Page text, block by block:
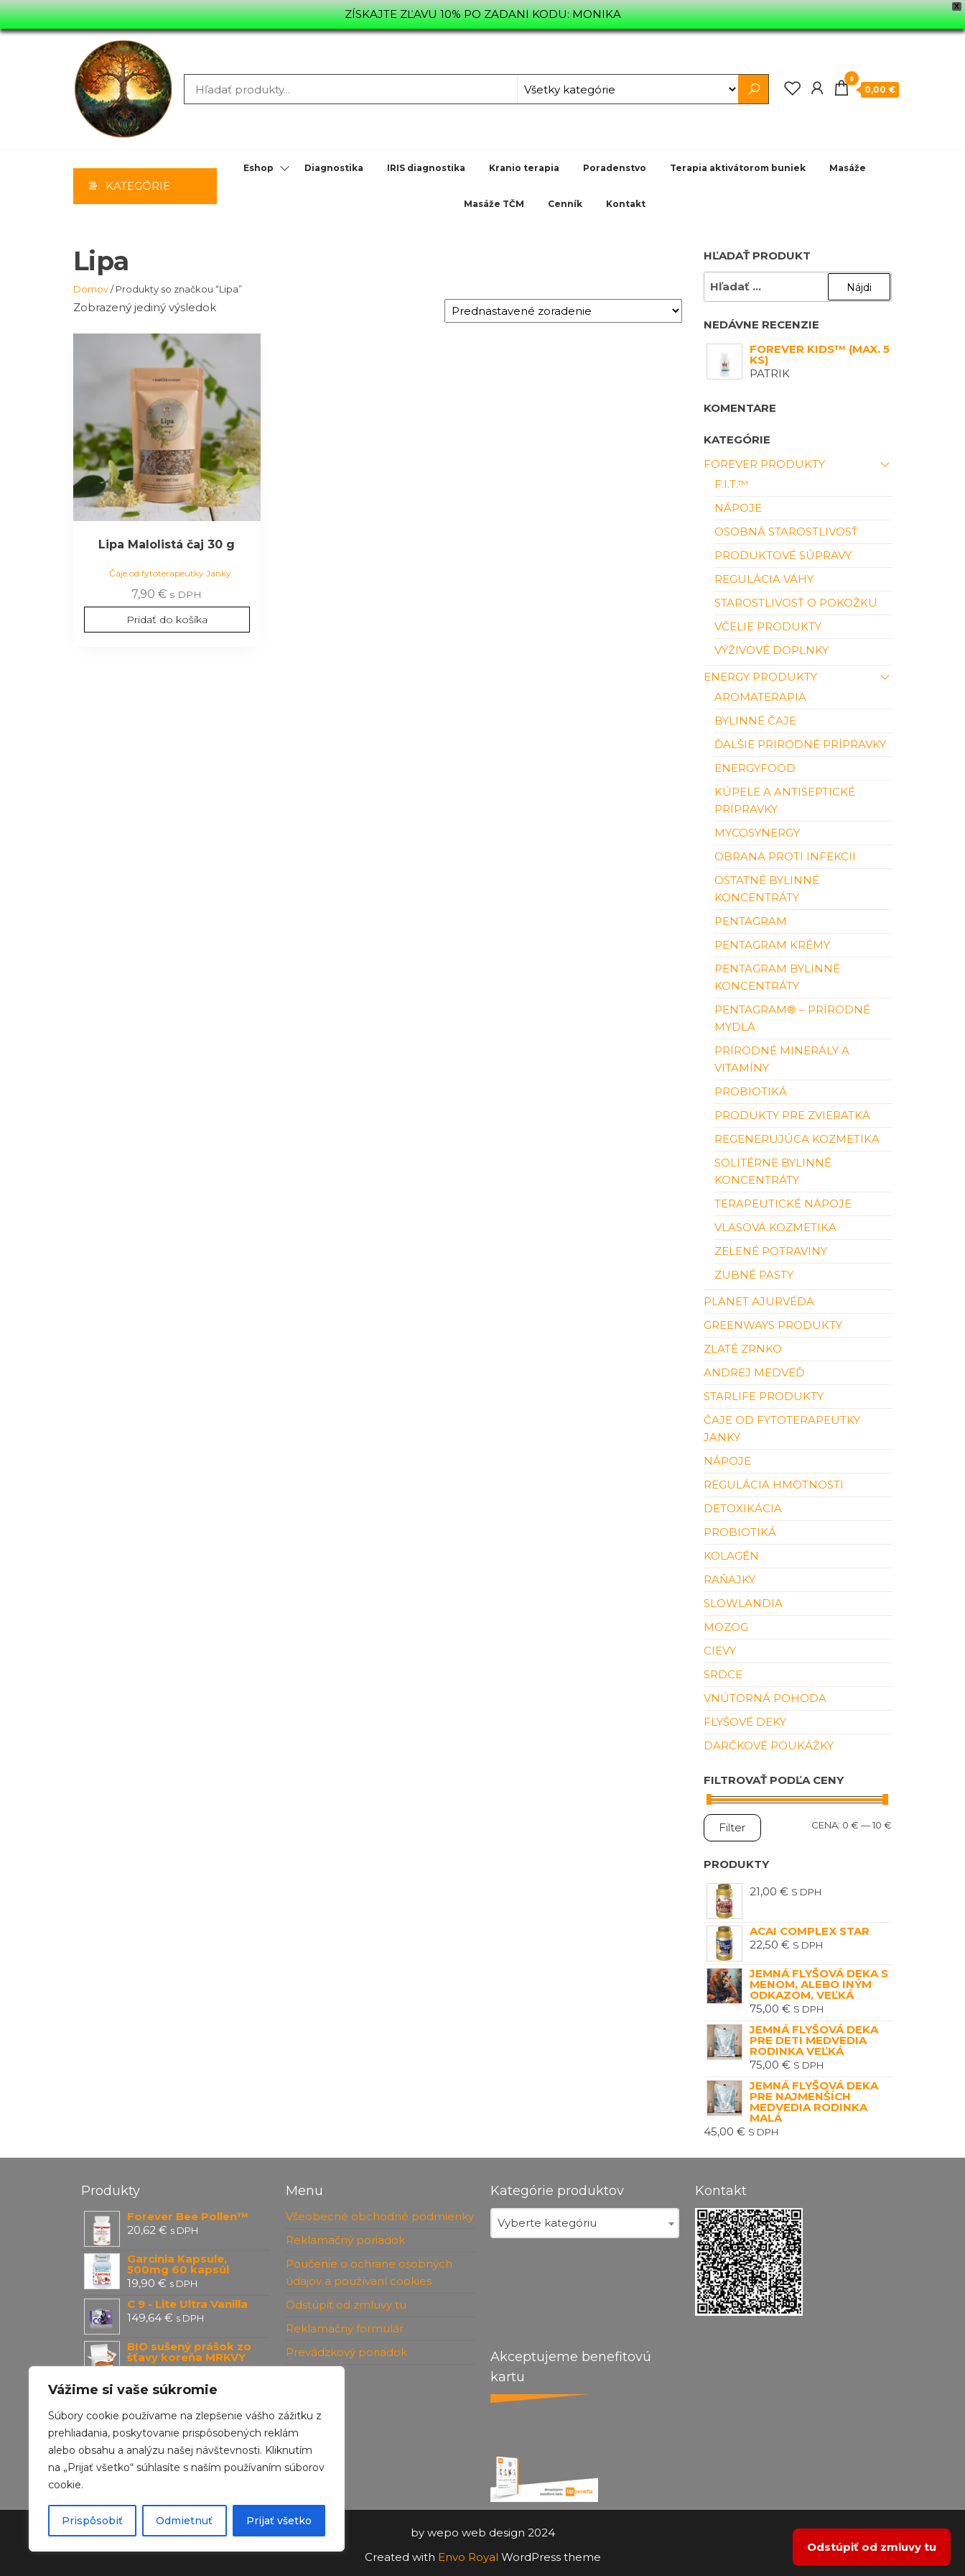
X
ZÍSKAJTE ZĽAVU 10% PO ZADANI KODU: MONIKA
Vážime si vaše súkromie
Súbory cookie používame na zlepšenie vášho zážitku z
prehliadania, poskytovanie prispôsobených reklám
alebo obsahu a analýzu našej návštevnosti. Kliknutím
na „Prijať všetko“ súhlasíte s naším používaním súborov
cookie.
Prispôsobiť Odmietnuť Prijať všetko
Preskočiť
MOONYHILL.SK
PORADENSTVO,
PREDAJ
0
0,00 €
KATEGÓRIE
Eshop Diagnostika IRIS diagnostika Kranio terapia Poradenstvo Terapia aktivátorom buniek Masáže
Masáže TČM Cenník Kontakt
Lipa
Domov/ Produkty so značkou “Lipa”
Zobrazený jediný výsledok
Lipa Malolistá čaj 30 g
Čaje od fytoterapeutky Janky
7,90€ s DPH
Pridať do košíka
HĽADAŤ PRODUKT
HĽADAŤ:
NEDÁVNE RECENZIE
FOREVER KIDS™ (MAX. 5
KS)
PATRIK
KOMENTARE
KATEGÓRIE
FOREVER PRODUKTY
F.I.T.™
NÁPOJE
OSOBNÁ STAROSTLIVOSŤ
PRODUKTOVÉ SÚPRAVY
REGULÁCIA VÁHY
STAROSTLIVOSŤ O POKOŽKU
VČELIE PRODUKTY
VÝŽIVOVÉ DOPLNKY
ENERGY PRODUKTY
AROMATERAPIA
BYLINNÉ ČAJE
ĎALŠIE PRIRODNÉ PRÍPRAVKY
ENERGYFOOD
KÚPELE A ANTISEPTICKÉ
PRÍPRAVKY
MYCOSYNERGY
OBRANA PROTI INFEKCII
OSTATNÉ BYLINNÉ
KONCENTRÁTY
PENTAGRAM
PENTAGRAM KRÉMY
PENTAGRAM BYLINNÉ
KONCENTRÁTY
PENTAGRAM® – PRÍRODNÉ
MYDLÁ
PRÍRODNÉ MINERÁLY A
VITAMÍNY
PROBIOTIKÁ
PRODUKTY PRE ZVIERATKÁ
REGENERUJÚCA KOZMETIKA
SOLITÉRNE BYLINNÉ
KONCENTRÁTY
TERAPEUTICKÉ NÁPOJE
VLASOVÁ KOZMETIKA
ZELENÉ POTRAVINY
ZUBNÉ PASTY
PLANET AJURVÉDA
GREENWAYS PRODUKTY
ZLATÉ ZRNKO
ANDREJ MEDVEĎ
STARLIFE PRODUKTY
ČAJE OD FYTOTERAPEUTKY
JANKY
NÁPOJE
REGULÁCIA HMOTNOSTI
DETOXIKÁCIA
PROBIOTIKÁ
KOLAGÉN
RAŇAJKY
SLOWLANDIA
MOZOG
CIEVY
SRDCE
VNÚTORNÁ POHODA
FLYŠOVÉ DEKY
DARČKOVÉ POUKÁŽKY
FILTROVAŤ PODĽA CENY
Filter CENA: 0 € —10 €
PRODUKTY
21,00 € S DPH
ACAI COMPLEX STAR
22,50 € S DPH
JEMNÁ FLYŠOVÁ DEKA S
MENOM, ALEBO INÝM
ODKAZOM, VEĽKÁ
75,00 € S DPH
JEMNÁ FLYŠOVÁ DEKA
PRE DETI MEDVEDIA
RODINKA VEĽKÁ
75,00 € S DPH
JEMNÁ FLYŠOVÁ DEKA
PRE NAJMENŠÍCH
MEDVEDIA RODINKA
MALÁ
45,00 € S DPH
Produkty
Forever Bee Pollen™
20,62€ s DPH
Garcinia Kapsule,
500mg 60 kapsúl
19,90€ s DPH
C 9 - Lite Ultra Vanilla
149,64€ s DPH
BIO sušený prášok zo
šťavy koreňa MRKVY
48,00€
Biotermal
Menu
Všeobecné obchodné podmienky
Reklamačný poriadok
Poučenie o ochrane osobných
údajov a používaní cookies
Odstúpiť od zmluvy tu
Reklamačný formulár
Prevádzkový poriadok
Kategórie produktov
Vyberte kategóriu
Kontakt
Akceptujeme benefitovú
kartu
by wepo web design 2024
Created with Envo Royal WordPress theme
Odstúpiť od zmluvy tu